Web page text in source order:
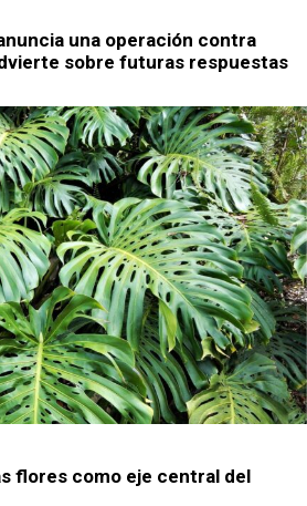
una operación contra
sobre futuras respuestas
flores como eje central del